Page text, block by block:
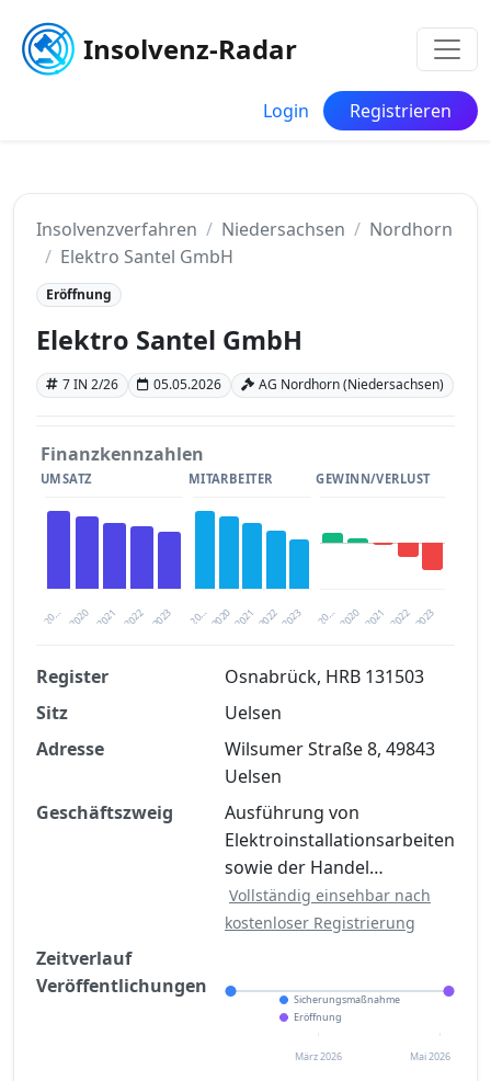
Insolvenz-Radar
Login Registrieren
Insolvenzverfahren Niedersachsen
Nordhorn
Elektro Santel GmbH
Eröffnung
Elektro Santel GmbH
7 IN 2/26 05.05.2026 AG Nordhorn (Niedersachsen)
Finanzkennzahlen
UMSATZ
20… 2021 2023
2020 2022
MITARBEITER
20… 2021 2023
2020 2022
GEWINN/VERLUST
20… 2021 2023
2020 2022
Finanzkennzahlen nach kostenloser
Registrierung verfügbar
Jetzt kostenlos registrieren
Register
Osnabrück, HRB 131503
Sitz
Uelsen
Adresse
Wilsumer Straße 8, 49843
Uelsen
Geschäftszweig
Ausführung von
Elektroinstallationsarbeiten
sowie der Handel…
Vollständig einsehbar nach
kostenloser Registrierung
Zeitverlauf
Veröffentlichungen
Sicherungsmaßnahme
Eröffnung
März 2026 Mai 2026